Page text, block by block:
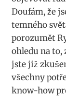
Doufám, že
temného‌
⁢porozumět
ohledu na ‍to,
jste již
všechny
know-how